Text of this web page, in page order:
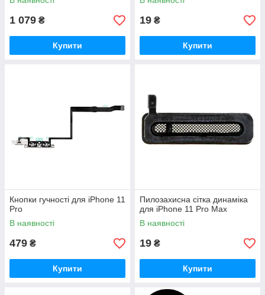
1 079 ₴
Купити
19 ₴
Купити
Кнопки гучності для iPhone 11
Pro
В наявності
479 ₴
Купити
Пилозахисна сітка динаміка
для iPhone 11 Pro Max
В наявності
19 ₴
Купити